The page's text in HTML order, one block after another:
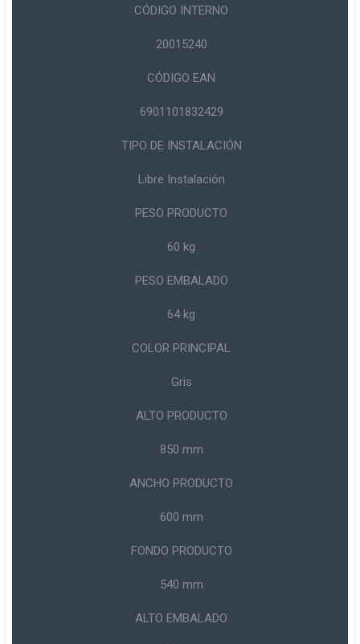
CÓDIGO INTERNO
20015240
CÓDIGO EAN
6901101832429
TIPO DE INSTALACIÓN
Libre Instalación
PESO PRODUCTO
60 kg
PESO EMBALADO
64 kg
COLOR PRINCIPAL
Gris
ALTO PRODUCTO
850 mm
ANCHO PRODUCTO
600 mm
FONDO PRODUCTO
540 mm
ALTO EMBALADO